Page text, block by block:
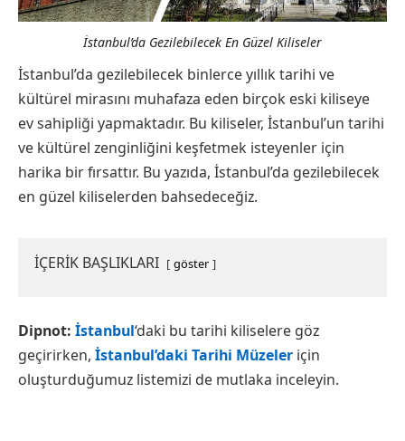
İstanbul’da Gezilebilecek En Güzel Kiliseler
İstanbul’da gezilebilecek binlerce yıllık tarihi ve
kültürel mirasını muhafaza eden birçok eski kiliseye
ev sahipliği yapmaktadır. Bu kiliseler, İstanbul’un tarihi
ve kültürel zenginliğini keşfetmek isteyenler için
harika bir fırsattır. Bu yazıda, İstanbul’da gezilebilecek
en güzel kiliselerden bahsedeceğiz.
İÇERİK BAŞLIKLARI göster
Dipnot: İstanbul‘daki bu tarihi kiliselere göz
geçirirken, İstanbul’daki Tarihi Müzeler için
oluşturduğumuz listemizi de mutlaka inceleyin.